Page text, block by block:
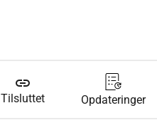
link
Tilsluttet Opdateringer